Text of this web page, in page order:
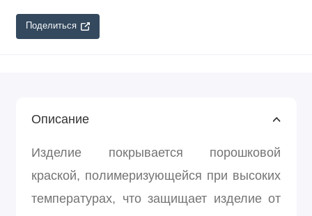
Поделиться
Описание
Изделие покрывается порошковой
краской, полимеризующейся при высоких
температурах, что защищает изделие от